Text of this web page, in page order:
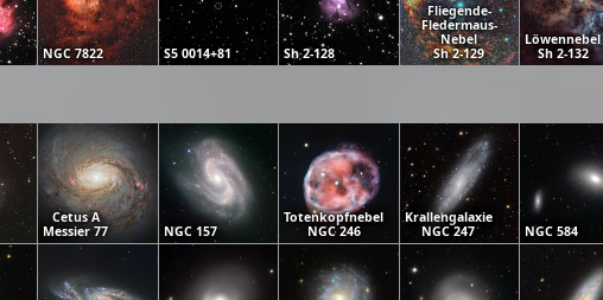
NGC 7822 S5 0014+81 Sh 2-128
Fliegende-
Fledermaus-
Nebel
Sh 2-129
Löwennebel
Sh 2-132
Cetus A
Messier 77
NGC 157
Totenkopfnebel
NGC 246
Krallengalaxie
NGC 247
NGC 584